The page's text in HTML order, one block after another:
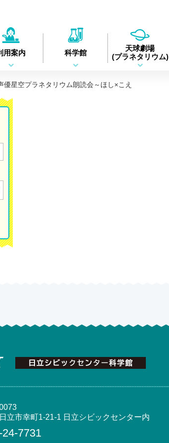
用案内 科学館
天球劇場
(プラネタリウム)
優星空プラネタリウム朗読会～ほし×こえ
立市幸町1-21-1 日立シビックセンター内
7731